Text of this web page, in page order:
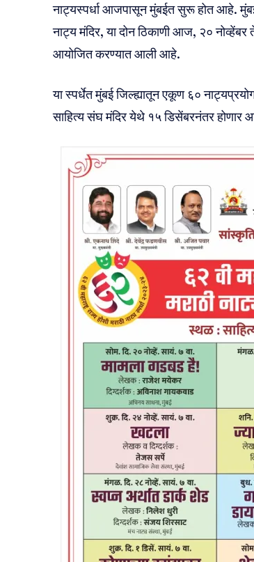
नाट्यस्पर्धा आजपासून मुंबईत सुरू होत आहे.
नाट्य मंदिर, या दोन ठिकाणी आज, २०
आयोजित करण्यात आली आहे.
या स्पर्धेत मुंबई जिल्ह्यातून एकूण ६०
साहित्य संघ मंदिर येथे १५ डिसेंबरनंतर होणार